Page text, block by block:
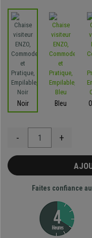
Noir Bleu
- +
Faites confiance